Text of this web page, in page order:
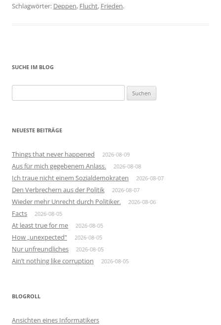
Schlagwörter: Deppen, Flucht, Frieden.
SUCHE IM BLOG
nach:
NEUESTE BEITRÄGE
Things that never happened 2026-08-09
Aus für mich gegebenem Anlass. 2026-08-08
Ich traue nicht einem Sozialdemokraten 2026-08-07
Den Verbrechern aus der Politik 2026-08-07
Wieder mehr Unrecht durch Politiker. 2026-08-06
Facts 2026-08-05
At least true for me 2026-08-05
How „unexpected“ 2026-08-05
Nur unfreundliches 2026-08-05
Ain’t nothing like corruption 2026-08-05
BLOGROLL
Ansichten eines Informatikers